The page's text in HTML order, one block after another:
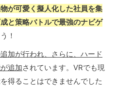
が可愛く擬人化した社員を集
と策略バトルで最強のナビゲ
！
加が行われ、さらに、ハード
追加されています。VRでも現
得ることはできませんでした